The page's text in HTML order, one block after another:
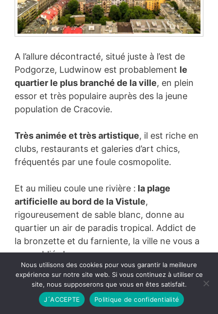
A l’allure décontracté, situé juste à l’est de
Podgorze, Ludwinow est probablement le
quartier le plus branché de la ville, en plein
essor et très populaire auprès des la jeune
population de Cracovie.
Très animée et très artistique, il est riche en
clubs, restaurants et galeries d’art chics,
fréquentés par une foule cosmopolite.
Et au milieu coule une rivière : la plage
artificielle au bord de la Vistule,
rigoureusement de sable blanc, donne au
quartier un air de paradis tropical. Addict de
la bronzette et du farniente, la ville ne vous a
pas oubliés !
Les plus nostalgiques feront un tour dans
l’étonnantCracovie Pinball Museum: caché
dans une cave, ce musée possède toute une
Nous utilisons des cookies pour vous garantir la meilleure
expérience sur notre site web. Si vous continuez à utiliser ce
site, nous supposerons que vous en êtes satisfait.
J´ACCEPTE
Politique de confidentialité